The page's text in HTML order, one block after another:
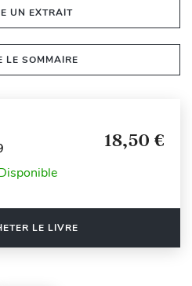
UN EXTRAIT
LE SOMMAIRE
18,50 €
LE LIVRE